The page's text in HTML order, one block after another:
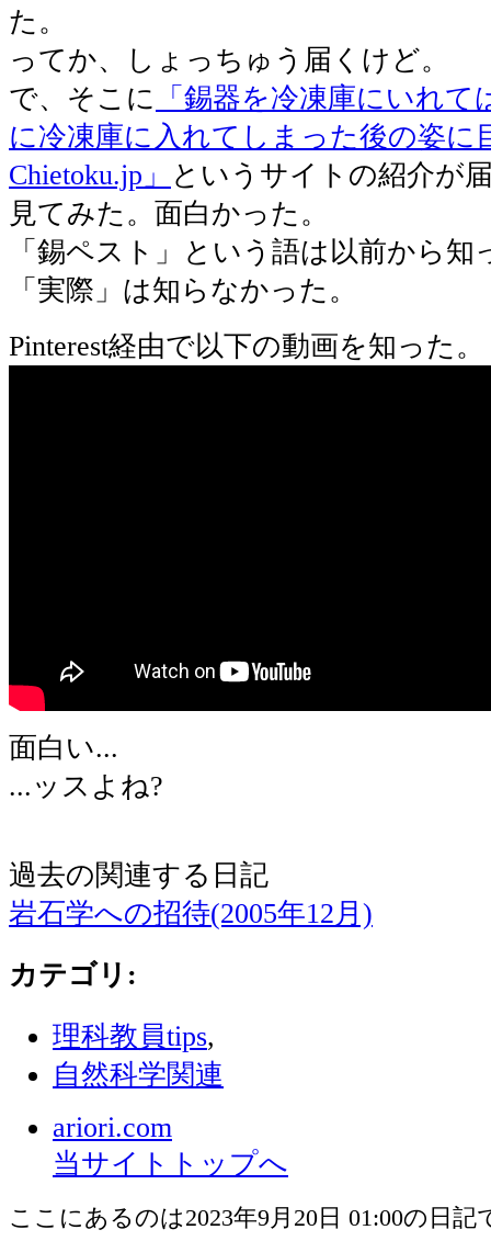
た。
ってか、しょっちゅう届くけど。
で、そこに
「錫器を冷凍庫にいれ
に冷凍庫に入れてしまった後の姿に
Chietoku.jp」
というサイトの紹介が
見てみた。面白かった。
「錫ペスト」という語は以前から
「実際」は知らなかった。
Pinterest経由で以下の動画を知った。
面白い...
...ッスよね?
過去の関連する日記
岩石学への招待(2005年12月)
カテゴリ :
理科教員tips,
自然科学関連
ariori.com
当サイトトップへ
ここにあるのは2023年9月20日 01:00の日記